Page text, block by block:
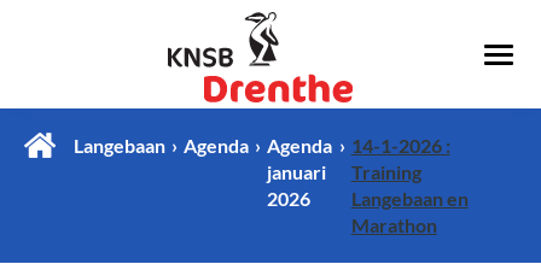
Langebaan Agenda
Agenda
januari
2026
14-1-2026 :
Training
Langebaan en
Marathon